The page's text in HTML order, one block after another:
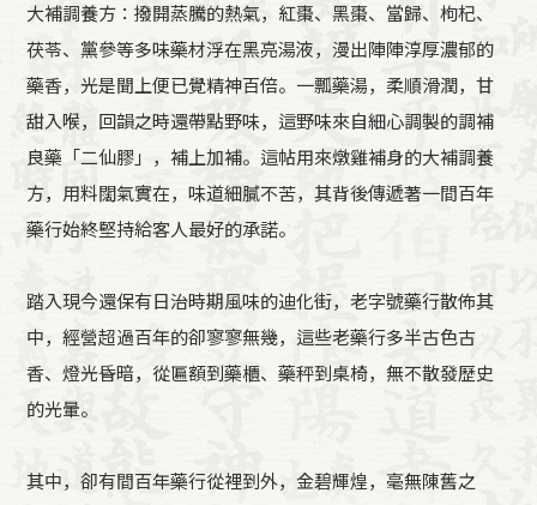
大補調養方：撥開蒸騰的熱氣，紅棗、黑棗、當歸、枸杞、
茯苓、黨參等多味藥材浮在黑亮湯液，漫出陣陣淳厚濃郁的
藥香，光是聞上便已覺精神百倍。一瓢藥湯，柔順滑潤，甘
甜入喉，回韻之時還帶點野味，這野味來自細心調製的調補
良藥「二仙膠」，補上加補。這帖用來燉雞補身的大補調養
方，用料闊氣實在，味道細膩不苦，其背後傳遞著一間百年
藥行始終堅持給客人最好的承諾。
踏入現今還保有日治時期風味的迪化街，老字號藥行散佈其
中，經營超過百年的卻寥寥無幾，這些老藥行多半古色古
香、燈光昏暗，從匾額到藥櫃、藥秤到桌椅，無不散發歷史
的光暈。
其中，卻有間百年藥行從裡到外，金碧輝煌，毫無陳舊之